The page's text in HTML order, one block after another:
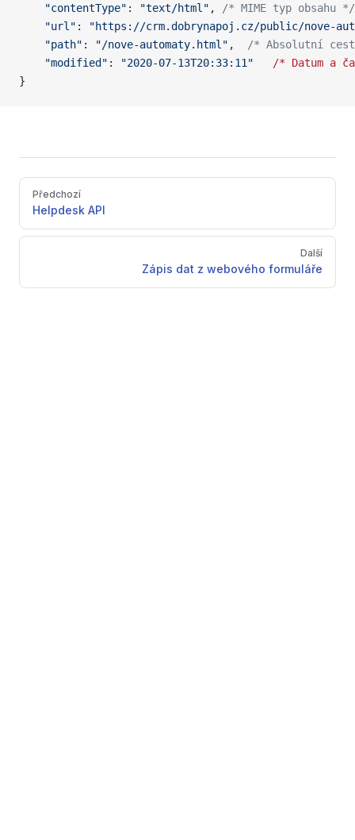
	"contentType"
: "text/html"
/* MIME typ obsahu */
	"url"
:
"https://crm.dobrynapoj.cz/public/nove-
	"path"
: "/nove-automaty.html"
/* Absolutní
	"modified"
: "2020-07-13T20:33:11"
	/*
Datum a
}
Pager
Předchozí
Helpdesk API
Další
Zápis dat z webového formuláře